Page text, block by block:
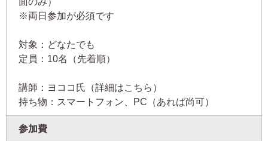
※両日参加が必須です
対象：どなたでも
定員：10名（先着順）
講師：ヨココ氏（詳細はこちら）
持ち物：スマートフォン、PC（あれば尚可）
参加費